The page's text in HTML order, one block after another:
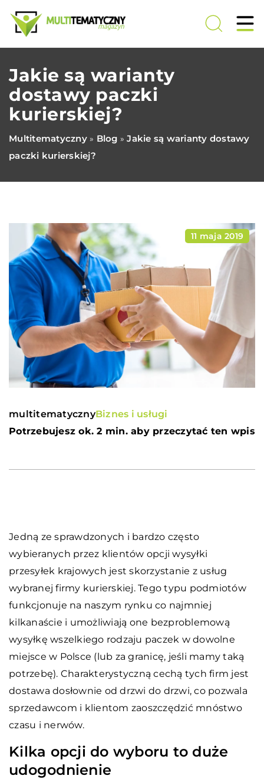
Jakie są warianty
dostawy paczki
kurierskiej?
Multitematyczny» Blog »Jakie są warianty dostawy
paczki kurierskiej?
11 maja 2019
multitematycznyBiznes i usługi
Potrzebujesz ok. 2 min. aby przeczytać ten wpis
Jedną ze sprawdzonych i bardzo często
wybieranych przez klientów opcji wysyłki
przesyłek krajowych jest skorzystanie z usług
wybranej firmy kurierskiej. Tego typu podmiotów
funkcjonuje na naszym rynku co najmniej
kilkanaście i umożliwiają one bezproblemową
wysyłkę wszelkiego rodzaju paczek w dowolne
miejsce w Polsce (lub za granicę, jeśli mamy taką
potrzebę). Charakterystyczną cechą tych firm jest
dostawa dosłownie od drzwi do drzwi, co pozwala
sprzedawcom i klientom zaoszczędzić mnóstwo
czasu i nerwów.
Kilka opcji do wyboru to duże
udogodnienie